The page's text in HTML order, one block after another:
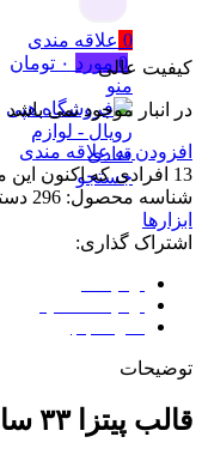
0 علاقه مندی
0 مورد ۰ تومان
منو
جستجو
کیفیت عالی
در انبار موجود نمی باشد
افزودن به علاقه مندی
13 افرادی که اکنون
شناسه محصول: 296
ابزارها
اشتراک گذاری:
توضیحات
قالب پیتزا ۳۳ سانتی متر گرانیتی